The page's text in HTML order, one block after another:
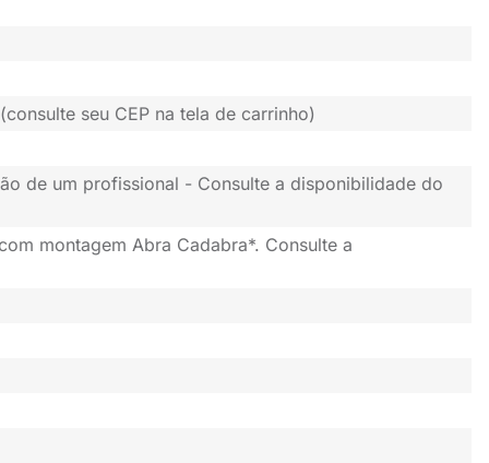
seu CEP na tela de carrinho)
de um profissional - Consulte a disponibilidade do
montagem Abra Cadabra*. Consulte a